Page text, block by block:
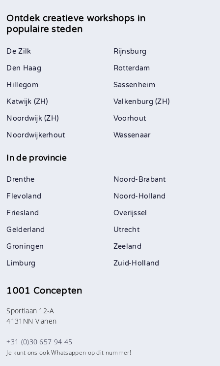
Ontdek creatieve workshops in
populaire steden
De Zilk
Den Haag
Hillegom
Katwijk (ZH)
Noordwijk (ZH)
Noordwijkerhout
Rijnsburg
Rotterdam
Sassenheim
Valkenburg (ZH)
Voorhout
Wassenaar
In de provincie
Drenthe
Flevoland
Friesland
Gelderland
Groningen
Limburg
Noord-Brabant
Noord-Holland
Overijssel
Utrecht
Zeeland
Zuid-Holland
1001 Concepten
Sportlaan 12-A
4131NN Vianen
+31 (0)30 657 94 45
Je kunt ons ook Whatsappen op dit nummer!